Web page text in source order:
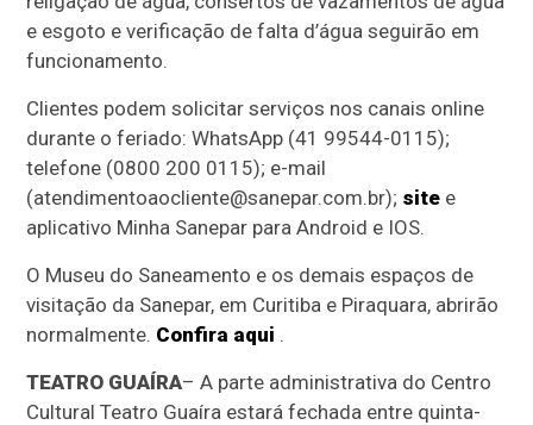
e esgoto e verificação de falta d’água seguirão em
funcionamento.
Clientes podem solicitar serviços nos canais online
durante o feriado: WhatsApp (41 99544-0115);
telefone (0800 200 0115); e-mail
(atendimentoaocliente@sanepar.com.br); site e
aplicativo Minha Sanepar para Android e IOS.
O Museu do Saneamento e os demais espaços de
visitação da Sanepar, em Curitiba e Piraquara, abrirão
normalmente. Confira aqui .
TEATRO GUAÍRA– A parte administrativa do Centro
Cultural Teatro Guaíra estará fechada entre quinta-